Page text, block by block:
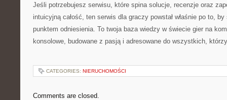
Jeśli potrzebujesz serwisu, które spina solucje, recenzje oraz
intuicyjną całość, ten serwis dla graczy powstał właśnie po to,
punktem odniesienia. To twoja baza wiedzy w świecie gier na
konsolowe, budowane z pasją i adresowane do wszystkich,
CATEGORIES: NIERUCHOMOŚCI
Comments are closed.